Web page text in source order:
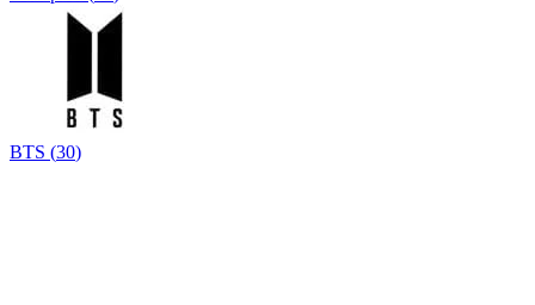
BTS (30)